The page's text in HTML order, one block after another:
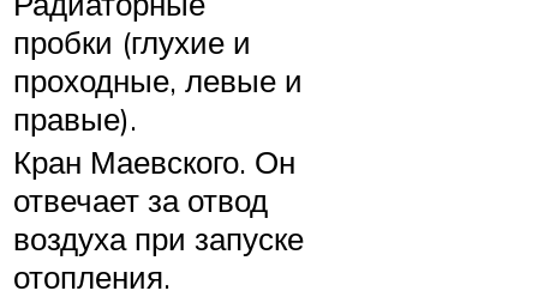
пробки (глухие и
проходные, левые и
правые).
Кран Маевского. Он
отвечает за отвод
воздуха при запуске
отопления.